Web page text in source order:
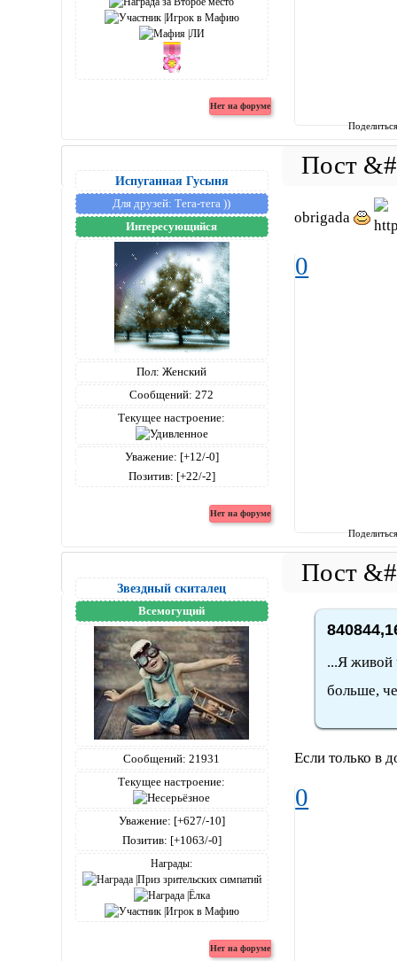
Испуганная Гусыня
Для друзей: Тега-тега ))
Интересующийся
Пол: Женский
Сообщений: 272
Текущее настроение:
Уважение: [+12/-0]
Позитив: [+22/-2]
obrigada
0
Звездный скиталец
Всемогущий
Сообщений: 21931
Текущее настроение:
Уважение: [+627/-10]
Позитив: [+1063/-0]
Награды:
...Я живой
больше,
Если только в
0